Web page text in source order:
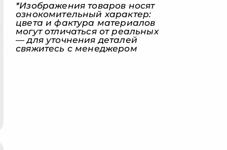
*Изображения товаров носят
ознокомительный характер:
цвета и фактура материалов
могут отличаться от реальных
— для уточнения деталей
свяжитесь с менеджером